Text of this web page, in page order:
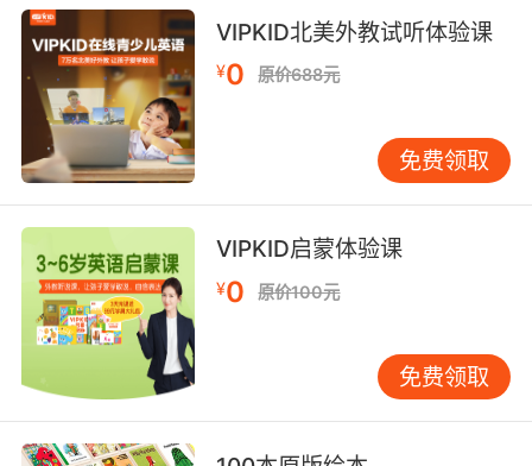
了孩子的“元语言意识”，即对语言本身规律的认
识。学习英语的孩子往往对中文的语法结构更敏
感，这种思考表明他们在探究语言本质，有助于
成为更好的阅读者和写作者。 从学业发展看，早
期英语学习能为后续学习减轻负担。目前全国小
学普遍从三年级开始正式开设英语课。如果孩子
在此之前毫无基础，初次接触课本时可能面对大
量生词和句子，容易产生挫败感。反之，若从低
年级甚至更早开始接触，到三年级时孩子已积累
一定词汇量和基本语感，不是从零开始，而是站
在一个平台上继续提升。这种“时间红利”让孩子
在学校英语学习中更加从容自信。 更重要的是，
英语是一扇通向广阔世界的窗户。在全球化时
代，英语是国际交流、科技与文化传播的重要工
具。通过英语，孩子可以接触到原版的儿童文学
VIPKID北美外教试听体验课
¥0 原价688元
免费领取
VIPKID启蒙体验课
¥0 原价100元
免费领取